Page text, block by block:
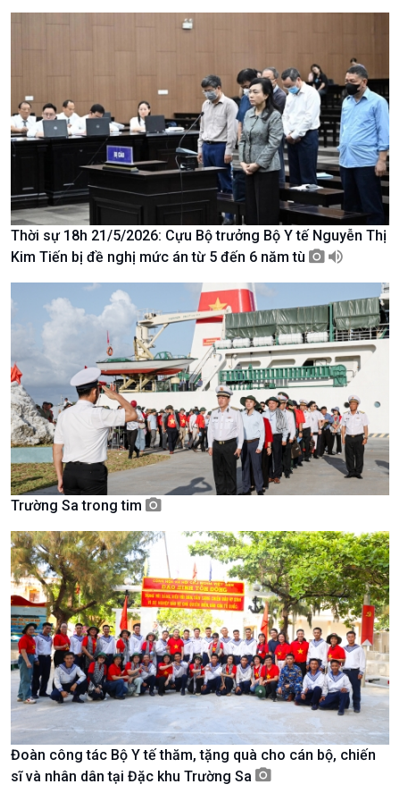
Chuyên gia của bạn
Văn hoá & Du lịch
Tin Văn hoá & Du lịch
Chát với người nổi tiếng
Câu chuyện Thể thao
Multimedia
Ảnh
Video
Infographic
E-Magazine
Podcast
Góc nhìn VOV1
Thời sự 18h 21/5/2026: Cựu Bộ trưởng Bộ Y tế Nguyễn Thị
Kim Tiến bị đề nghị mức án từ 5 đến 6 năm tù
Trường Sa trong tim
Đoàn công tác Bộ Y tế thăm, tặng quà cho cán bộ, chiến
sĩ và nhân dân tại Đặc khu Trường Sa